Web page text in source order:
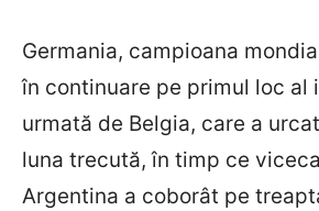
Germania, campioana
în continuare pe primul loc al
urmată de Belgia, care a
luna trecută, în timp ce
Argentina a coborât pe